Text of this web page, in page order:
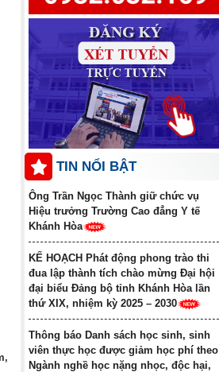
Thông báo điểm chuẩn trúng
tuyển đợt 1 năm 2025 ngành Y học cổ
truyền Trình độ trung cấp văn bằng 2
Danh sách học sinh được công
nhận tốt nghiệp các lớp Trung cấp văn
bằng 2 Khóa học 2022-2024, Khóa học
2023-2025
TIN NỔI BẬT
Ông Trần Ngọc Thành giữ chức vụ
Hiệu trưởng Trường Cao đẳng Y tế
Khánh Hòa
KẾ HOẠCH Phát động phong trào thi
đua lập thành tích chào mừng Đại hội
đại biểu Đảng bộ tỉnh Khánh Hòa lần
thứ XIX, nhiệm kỳ 2025 – 2030
Thông báo Danh sách học sinh, sinh
viên thực học được giảm học phí theo
Ngành nghề học nặng nhọc, độc hại,